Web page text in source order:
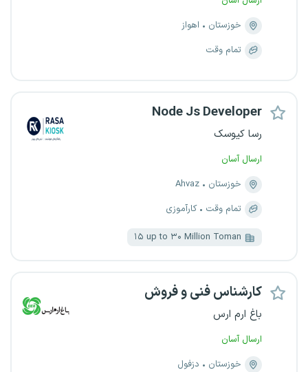
خوزستان
اهواز
تمام وقت
Node Js Developer
رسا کیوسک
ارسال آسان
خوزستان
Ahvaz
تمام وقت
کارآموزی
۱۵ up to ۳۰ Million Toman
کارشناس فنی و فروش
باغ ارم ارس
ارسال آسان
خوزستان
دزفول